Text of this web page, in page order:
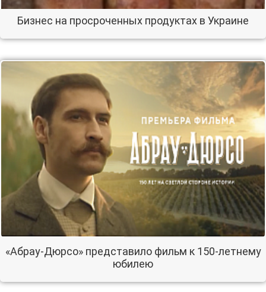
Бизнес на просроченных продуктах в Украине
«Абрау-Дюрсо» представило фильм к 150-летнему
юбилею